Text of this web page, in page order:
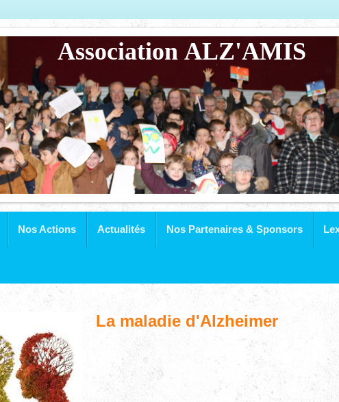
Association ALZ'AMIS
Nos Actions Actualités Nos Partenaires & Sponsors
La maladie d'Alzheimer